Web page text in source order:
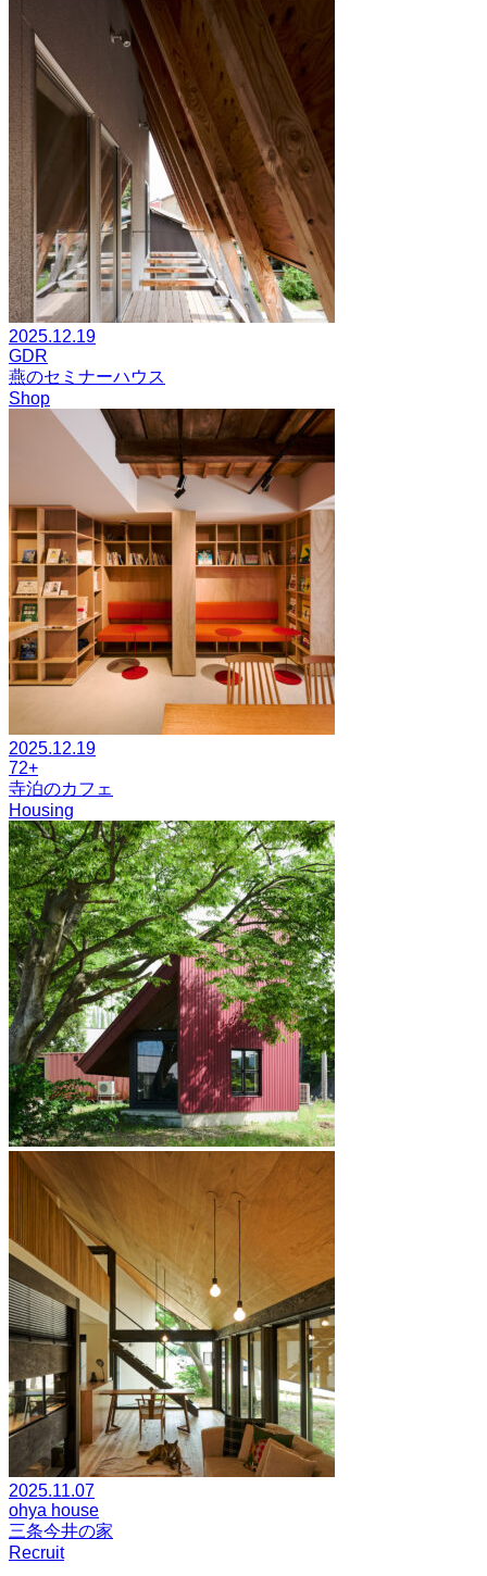
2025.12.19
GDR
燕のセミナーハウス
Shop
2025.12.19
72+
寺泊のカフェ
Housing
2025.11.07
ohya house
三条今井の家
Recruit